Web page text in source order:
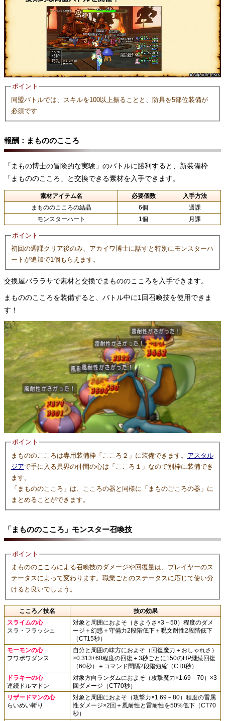
ポイント
同盟バトルでは、スキルを100以上振ることと、防具を5部位装備が
必須です
報酬：まもののこころ
「まもの博士の冒険的な実験」のバトルに勝利すると、新装備枠
「まもののこころ」と交換できる素材を入手できます。
素材アイテム名 必要個数
入手方法
まもののこころの結晶
6個
週課
モンスターハート
1個 月課
ポイント
初回の週課クリア後のみ、アカイワ博士に話すと特別にモンスターハ
ートが追加で1個もらえます。
交換屋バララサで素材と交換でまもののこころを入手できます。
まもののこころを装備すると、バトル中に1回召喚技を使用できま
す！
ポイント
まもののこころは専用装備枠「こころ２」に装備できます。 アスタル
ジアで手に入る異界の仲間の心は「こころ１」なので別枠に装備でき
ます。
「まもののこころ」は、こころの器と同様に「まものごころの器」に
まとめることができます。
「まもののこころ」モンスター召喚技
ポイント
まもののこころによる召喚技のダメージや回復量は、プレイヤーのス
テータスによって変わります。職業ごとのステータスに応じて使い分
けると良いでしょう。
こころ／技名
技の効果
スライムの心
スラ・フラッシュ
対象と周囲におよそ（きようさ×3－50）程度のダメ
ージ＋幻惑＋守備力2段階低下＋呪文耐性2段階低下
（CT15秒）
モーモンの心
フワポワダンス
自分と周囲の味方におよそ（回復魔力＋おしゃれさ）
×0.313+60程度の回復＋3秒ごとに150のHP継続回復
（60秒）＋コマンド間隔2段階短縮（CT0秒）
ドラキーの心
連続ドルマドン
対象方向ランダムにおよそ（攻撃魔力×1.69－70）×3
回ダメージ（CT70秒）
リザードマンの心
らいめい斬り
対象と周囲におよそ（攻撃力×1.69－80）程度の雷属
性ダメージ×2回＋風耐性と雷耐性を50%低下（CT70
秒）